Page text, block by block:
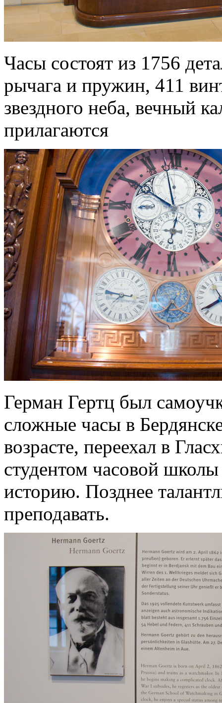
Часы состоят из 1756
рычага и пружин, 411
звездного неба, вечный
прилагаются
Герман Гертц был
сложные часы в
возрасте, переехал в
студентом часовой
историю. Позднее
преподавать.